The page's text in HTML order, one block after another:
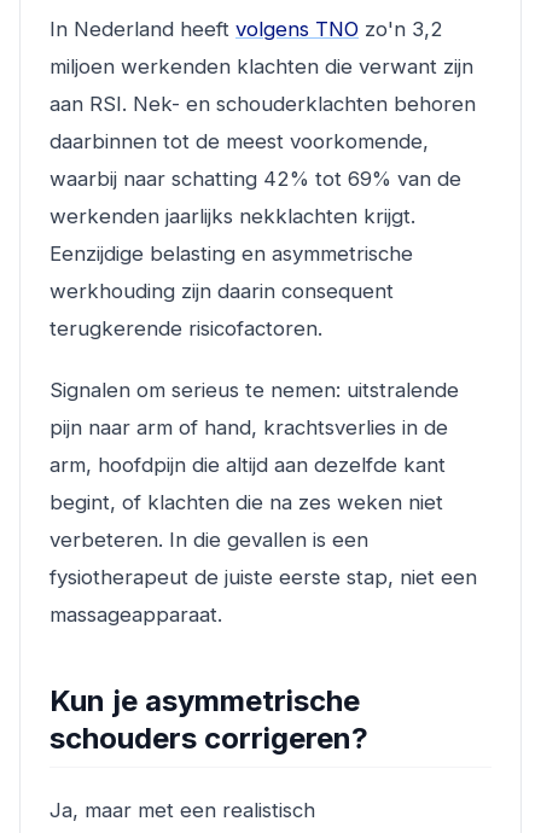
In Nederland heeft volgens TNO zo'n 3,2
miljoen werkenden klachten die verwant zijn
aan RSI. Nek- en schouderklachten behoren
daarbinnen tot de meest voorkomende,
waarbij naar schatting 42% tot 69% van de
werkenden jaarlijks nekklachten krijgt.
Eenzijdige belasting en asymmetrische
werkhouding zijn daarin consequent
terugkerende risicofactoren.
Signalen om serieus te nemen: uitstralende
pijn naar arm of hand, krachtsverlies in de
arm, hoofdpijn die altijd aan dezelfde kant
begint, of klachten die na zes weken niet
verbeteren. In die gevallen is een
fysiotherapeut de juiste eerste stap, niet een
massageapparaat.
Kun je asymmetrische
schouders corrigeren?
Ja, maar met een realistisch